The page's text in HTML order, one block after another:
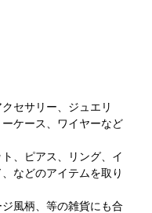
セサリー、ジュエリ
ケース、ワイヤーなど
、ピアス、リング、イ
などのアイテムを取り
風柄、等の雑貨にも合